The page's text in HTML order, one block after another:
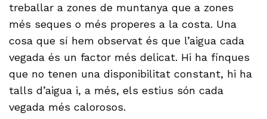
treballar a zones de muntanya que a zones
més seques o més properes a la costa. Una
cosa que sí hem observat és que l’aigua cada
vegada és un factor més delicat. Hi ha finques
que no tenen una disponibilitat constant, hi ha
talls d’aigua i, a més, els estius són cada
vegada més calorosos.